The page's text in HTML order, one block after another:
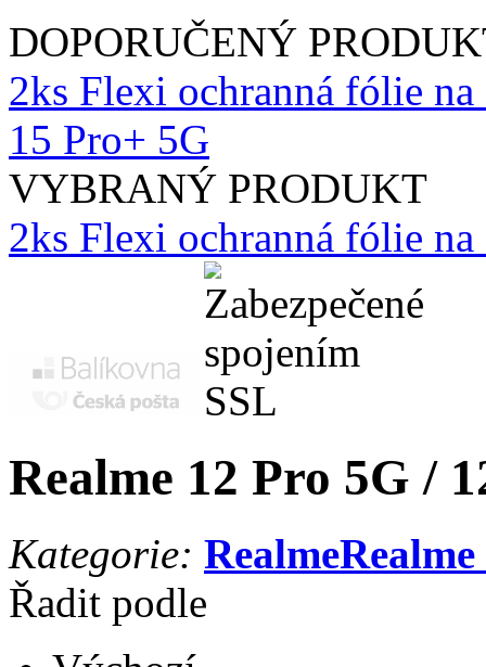
DOPORUČENÝ
2ks Flexi ochranná fólie
15 Pro+ 5G
VYBRANÝ PRODUKT
2ks Flexi ochranná fólie
Realme 12 Pro 5G /
Kategorie: Realme
Řadit podle